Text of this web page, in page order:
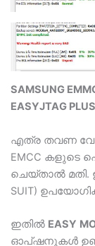
SAMSUNG
EASYJTAG PLUS
എത്ര തവണ
EMCC കളുടെ
ചെയ്താൽ മതി.
SUIT)
ഇതിൽ EASY
ഓപ്ഷനുകൾ